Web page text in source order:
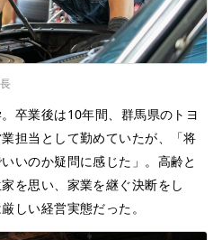
卒業後は10年間、群馬県のトヨ
担当として勤めていたが、「将
いのか疑問に感じた」。高齢と
を思い、家業を継ぐ決断をし
しい経営実態だった。